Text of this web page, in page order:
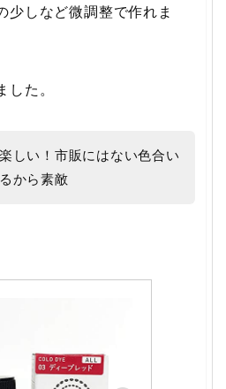
少しなど微調整で作れま
した。
しい！市販にはない色合い
から素敵